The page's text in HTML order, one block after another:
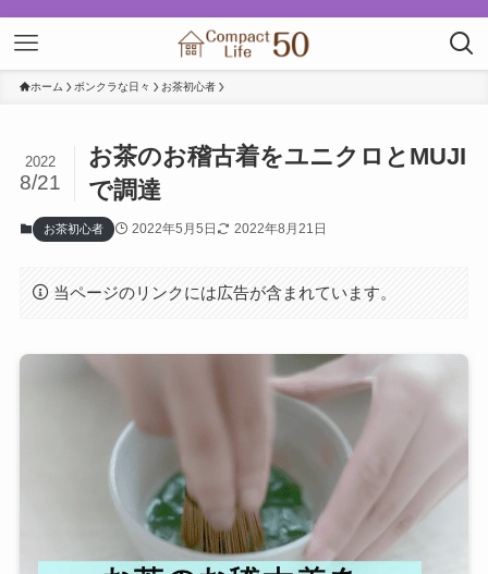
ホーム ボンクラな日々 お茶初心者
お茶のお稽古着をユニクロとMUJI
で調達
2022
8/21
お茶初心者 2022年5月5日 2022年8月21日
当ページのリンクには広告が含まれています。